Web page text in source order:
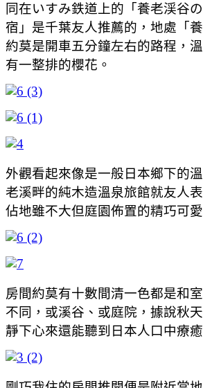
同在いすみ鉄道上的「養老渓谷
宿」是千葉友人推薦的，地處「
約莫是開車五分鐘左右的路程，
有一整排的櫻花。
外觀看起來像是一般日本鄉下的
老溪畔的純木造溫泉旅館就友人
佔地雖不大但庭園佈置的精巧可愛
房間約莫有十數間清一色都是和
不同，或溪谷、或庭院，據說秋
靜下心來還能聽到日本人口中療